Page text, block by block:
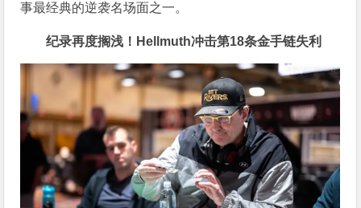
事最经典的逆袭名场面之一。
纪录再度搁浅！Hellmuth冲击第18条金手链失利